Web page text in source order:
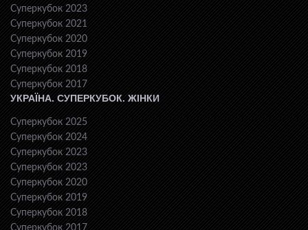
Суперкубок 2023
Суперкубок 2021
Суперкубок 2020
Суперкубок 2019
Суперкубок 2018
Суперкубок 2017
УКРАЇНА. СУПЕРКУБОК. ЖІНКИ
Суперкубок 2025
Суперкубок 2024
Суперкубок 2023
Суперкубок 2023
Суперкубок 2020
Суперкубок 2019
Суперкубок 2018
Суперкубок 2017